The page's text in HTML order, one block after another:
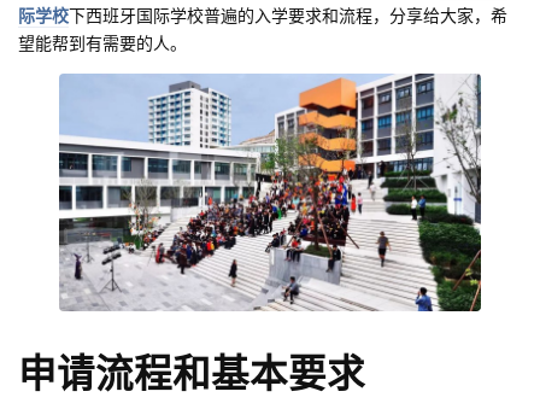
际学校下西班牙国际学校普遍的入学要求和流程，分享给大家，希
望能帮到有需要的人。
申请流程和基本要求